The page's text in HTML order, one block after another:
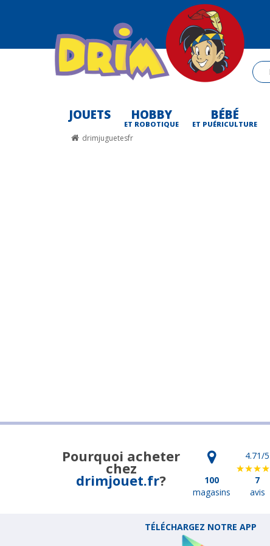
JOUETS HOBBY
ET ROBOTIQUE
BÉBÉ
ET PUÉRICULTURE
drimjuguetesfr
Pourquoi acheter
chez
drimjouet.fr?
100
magasins
4.71/5
7
avis
TÉLÉCHARGEZ NOTRE APP